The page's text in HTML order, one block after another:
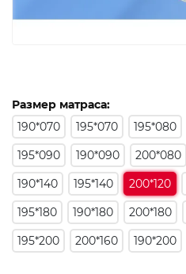
Размер матраса:
190*070
195*070 195*080
195*090
190*090 200*080
190*140
195*140 200*120
195*180
190*180 200*180
195*200
200*160 190*200